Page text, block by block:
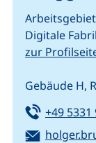
Digitale
zur
Gebäude H,
Tel:
+49 5331
E-Mail: